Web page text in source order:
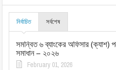
নির্বাচিত সর্বশেষ
সমন্বিত ৬ ব্যাংকের অফিসার (ক্যাশ)
সমাধান – ২০২৬
February 01, 2026